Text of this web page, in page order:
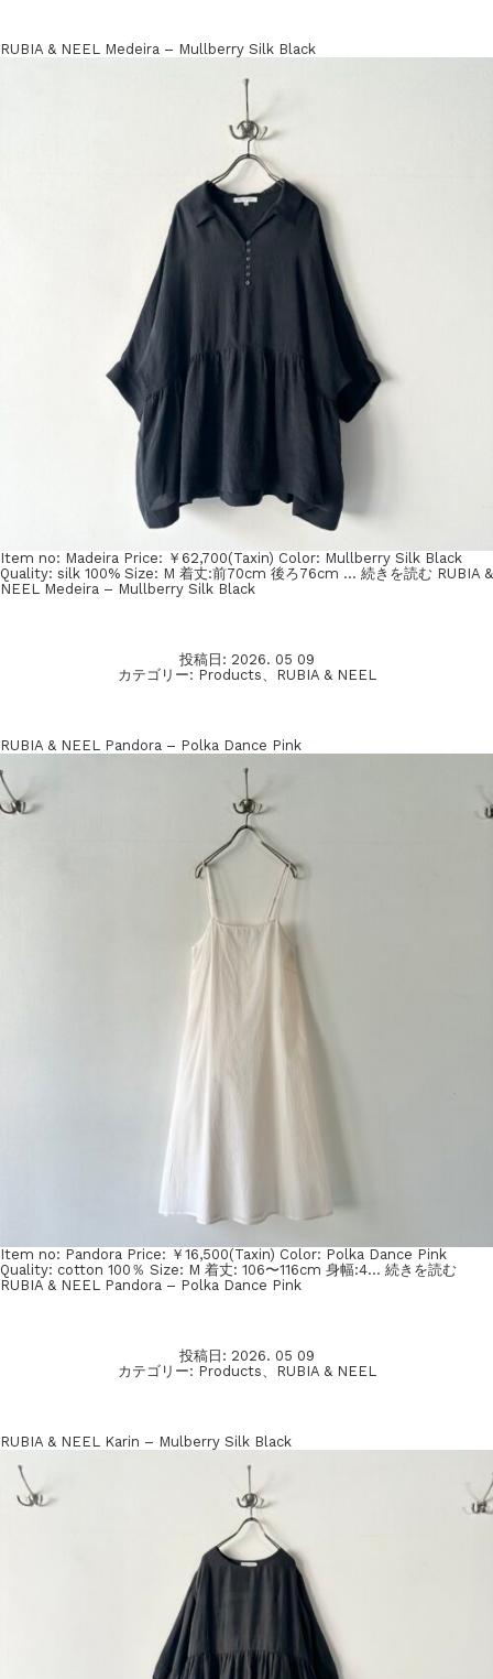
RUBIA & NEEL Medeira – Mullberry Silk Black
Item no: Madeira Price: ￥62,700(Taxin) Color: Mullberry Silk Black
Quality: silk 100% Size: M 着丈:前70cm 後ろ76cm … 続きを読む RUBIA &
NEEL Medeira – Mullberry Silk Black
投稿日: 2026. 05 09
カテゴリー: Products、 RUBIA & NEEL
RUBIA & NEEL Pandora – Polka Dance Pink
Item no: Pandora Price: ￥16,500(Taxin) Color: Polka Dance Pink
Quality: cotton 100％ Size: M 着丈: 106〜116cm 身幅:4… 続きを読む
RUBIA & NEEL Pandora – Polka Dance Pink
投稿日: 2026. 05 09
カテゴリー: Products、 RUBIA & NEEL
RUBIA & NEEL Karin – Mulberry Silk Black